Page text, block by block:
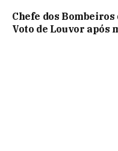
Chefe dos
Voto de Louvor após